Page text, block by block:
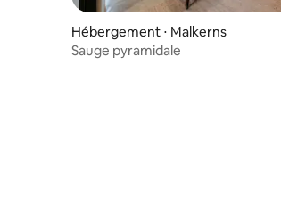
Hébergement ⋅ Malkerns
Sauge pyramidale